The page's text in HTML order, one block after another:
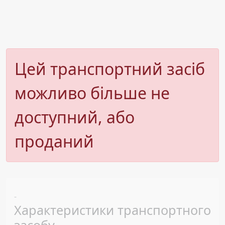
Цей транспортний засіб
можливо більше не
доступний, або
проданий
-
Характеристики транспортного